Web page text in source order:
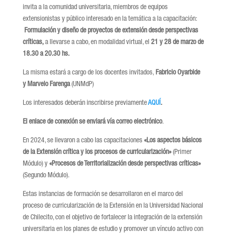
invita a la comunidad universitaria, miembros de equipos
extensionistas y público interesado en la temática a la capacitación:
Formulación y diseño de proyectos de extensión desde perspectivas
críticas,a llevarse a cabo, en modalidad virtual, el 21 y 28 de marzo de
18.30 a 20.30 hs.
La misma estará a cargo de los docentes invitados,Fabricio Oyarbide
y Marvelo Farenga(UNMdP)
Los interesados deberán inscribirse previamenteAQUÍ .
El enlace de conexión se enviará vía correo electrónico.
En 2024, se llevaron a cabo las capacitaciones «Los aspectos básicos
de la Extensión crítica y los procesos de curricularización»(Primer
Módulo) y «Procesos de Territorialización desde perspectivas críticas»
(Segundo Módulo).
Estas instancias de formación se desarrollaron en el marco del
proceso de curricularización de la Extensión en la Universidad Nacional
de Chilecito, con el objetivo de fortalecer la integración de la extensión
universitaria en los planes de estudio y promover un vínculo activo con